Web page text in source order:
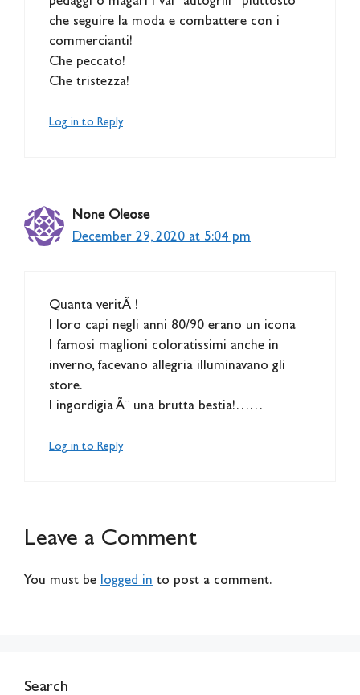
che seguire la moda e combattere con i
commercianti!
Che peccato!
Che tristezza!
Log in to Reply
None Oleose
December 29, 2020 at 5:04 pm
Quanta veritÃ !
I loro capi negli anni 80/90 erano un icona
I famosi maglioni coloratissimi anche in
inverno, facevano allegria illuminavano gli
store.
l ingordigia Ã¨ una brutta bestia!……
Log in to Reply
Leave a Comment
You must be logged in to post a comment.
Search